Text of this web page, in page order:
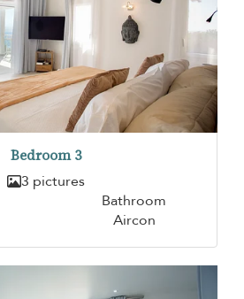
Bedroom 3
3 pictures
Bathroom
Aircon